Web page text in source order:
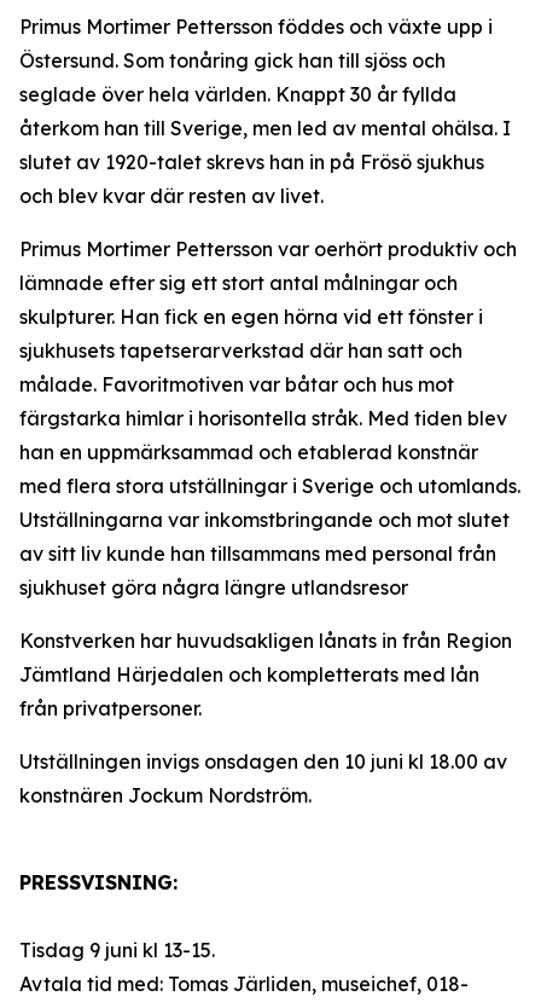
Primus Mortimer Pettersson föddes och växte upp i
Östersund. Som tonåring gick han till sjöss och
seglade över hela världen. Knappt 30 år fyllda
återkom han till Sverige, men led av mental ohälsa. I
slutet av 1920-talet skrevs han in på Frösö sjukhus
och blev kvar där resten av livet.
Primus Mortimer Pettersson var oerhört produktiv och
lämnade efter sig ett stort antal målningar och
skulpturer. Han fick en egen hörna vid ett fönster i
sjukhusets tapetserarverkstad där han satt och
målade. Favoritmotiven var båtar och hus mot
färgstarka himlar i horisontella stråk. Med tiden blev
han en uppmärksammad och etablerad konstnär
med flera stora utställningar i Sverige och utomlands.
Utställningarna var inkomstbringande och mot slutet
av sitt liv kunde han tillsammans med personal från
sjukhuset göra några längre utlandsresor
Konstverken har huvudsakligen lånats in från Region
Jämtland Härjedalen och kompletterats med lån
från privatpersoner.
Utställningen invigs onsdagen den 10 juni kl 18.00 av
konstnären Jockum Nordström.
PRESSVISNING:
Tisdag 9 juni kl 13-15.
Avtala tid med: Tomas Järliden, museichef, 018-